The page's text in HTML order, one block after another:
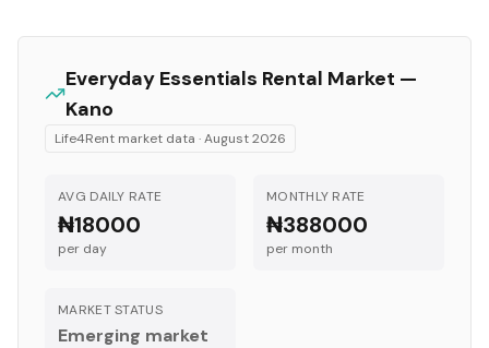
Everyday Essentials Rental Market —
Kano
Life4Rent market data ·August 2026
AVG DAILY RATE
₦18000
per day
MONTHLY RATE
₦388000
per month
MARKET STATUS
Emerging market